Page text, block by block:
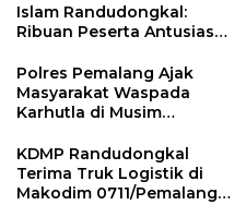
Islam Randudongkal:
Ribuan Peserta Antusias
Berhadiah Motor
Polres Pemalang Ajak
Masyarakat Waspada
Karhutla di Musim
KDMP Randudongkal
Terima Truk Logistik di
Makodim 0711/Pemalang